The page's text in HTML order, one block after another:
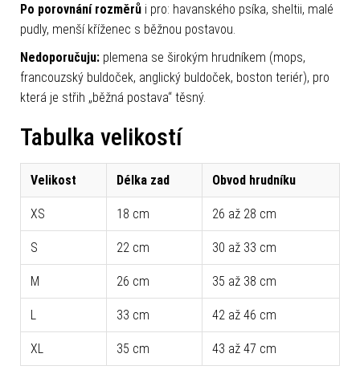
Po porovnání rozměrů i pro: havanského psíka, sheltii, malé
pudly, menší kříženec s běžnou postavou.
Nedoporučuju: plemena se širokým hrudníkem (mops,
francouzský buldoček, anglický buldoček, boston teriér), pro
která je střih „běžná postava“ těsný.
Tabulka velikostí
Velikost Délka zad Obvod hrudníku
XS 18 cm 26 až 28 cm
S 22 cm 30 až 33 cm
M 26 cm 35 až 38 cm
L 33 cm 42 až 46 cm
XL 35 cm 43 až 47 cm